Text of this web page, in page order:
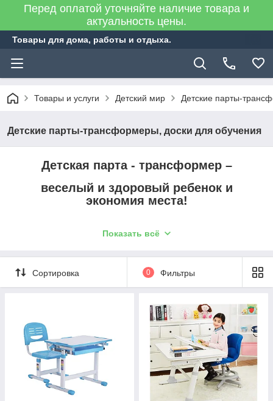
Перед оплатой уточняйте наличие товара и
актуальность цены.
Товары для дома, работы и отдыха.
Товары и услуги Детский мир Детские парты-
Детские парты-трансформеры, доски для обучения
Детская парта - трансформер –
веселый и здоровый ребенок и
экономия места!
Сейчас, во время домашнего обучения так
когда парта не нужна, ее можно собрать. На
такой парте ребенку будет удобно и заниматься
рисованием и мастерить поделки.
Так же есть парты, которые "растут" с
малышом.
Показать всё
Сортировка 0 Фильтры